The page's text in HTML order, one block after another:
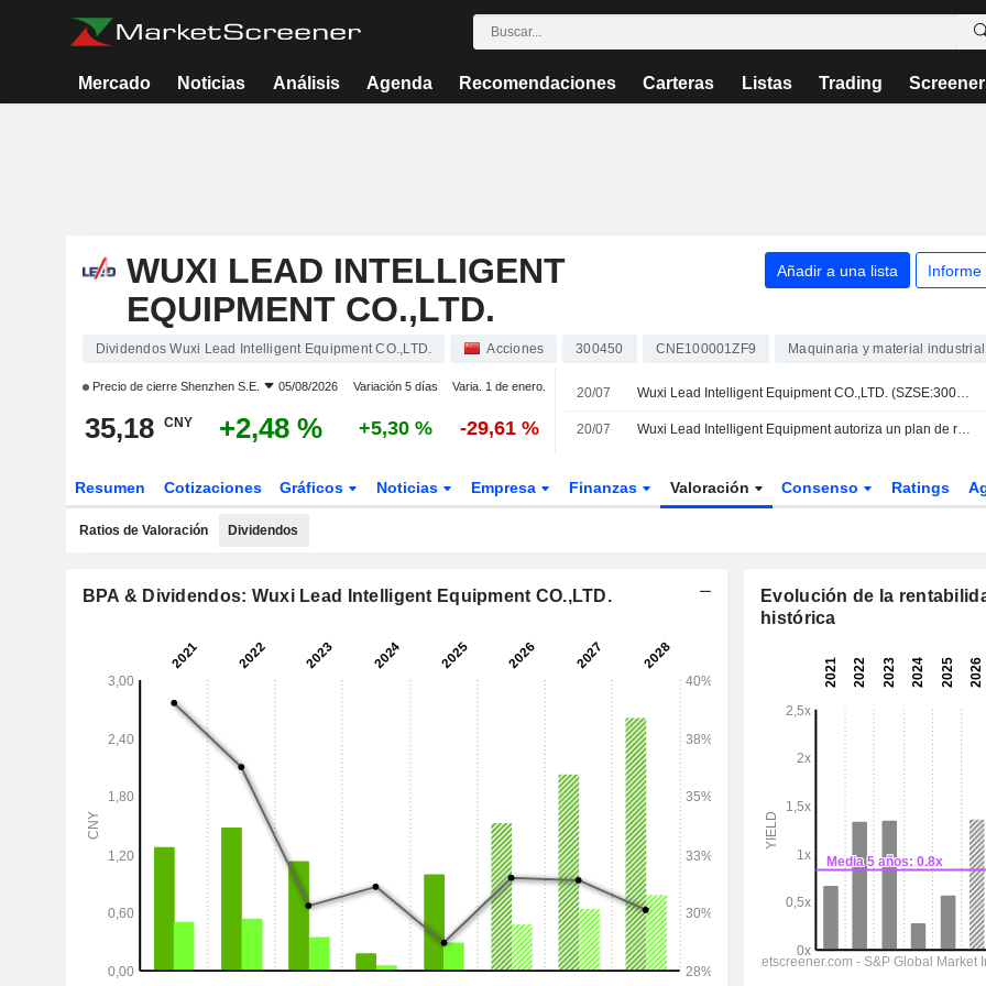
Mercado Noticias Análisis Agenda Recomendaciones Carteras Listas Trading
WUXI LEAD INTELLIGENT
EQUIPMENT CO.,LTD.
Añadir a una lista Informe
Dividendos Wuxi Lead Intelligent Equipment CO.,LTD. Acciones 300450 CNE100001ZF9 Maquinaria y material industrial
Precio de cierre Shenzhen S.E. 05/08/2026 Variación 5 días Varia. 1 de enero.
35,18 CNY +2,48 % +5,30 % -29,61 %
20/07 Wuxi Lead Intelligent Equipment CO.,LTD. (SZSE:300450) anuncia una recompra de acciones del 10% de su capital social emitido.
20/07 Wuxi Lead Intelligent Equipment autoriza un plan de recompra de acciones
Resumen Cotizaciones Gráficos Noticias Empresa Finanzas Valoración Consenso Ratings
Ratios de Valoración Dividendos
BPA & Dividendos: Wuxi Lead Intelligent Equipment CO.,LTD.
Evolución de la
histórica